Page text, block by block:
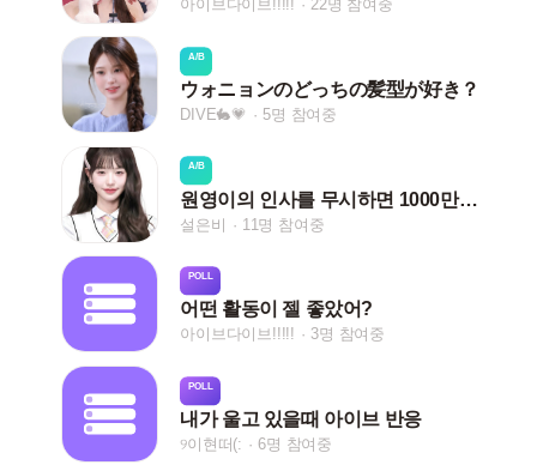
아이브다이브!!!!! 22명 참여중
A/B
ウォニョンのどっちの髪型が好き？
DIVE🐇💗 5명 참여중
A/B
원영이의 인사를 무시하면 1000만원 입니다. 당신의 선택은?
설은비 11명 참여중
POLL
어떤 활동이 젤 좋았어?
아이브다이브!!!!! 3명 참여중
POLL
내가 울고 있을때 아이브 반응
୨이현떠(: 6명 참여중